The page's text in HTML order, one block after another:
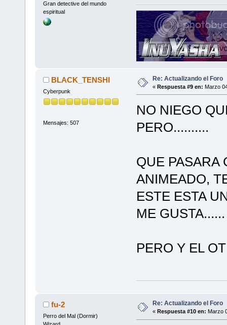
Gran detective del mundo
espiritual
BLACK_TENSHI
Cyberpunk
Mensajes: 507
Re: Actualizando el Foro
« Respuesta #9 en: Marzo
NO NIEGO
PERO..........
QUE PASARA
ANIMEADO,
ESTE ESTA
ME GUSTA......
PERO Y EL
fu-2
Perro del Mal (Dormir)
Re: Actualizando el Foro
« Respuesta #10 en: Marzo